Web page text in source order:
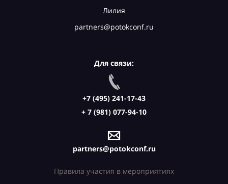
Лилия
partners@potokconf.ru
Для связи:
+7 (495) 241-17-43
+ 7 (981) 077-94-10
partners@potokconf.ru
Правила участия в мероприятиях